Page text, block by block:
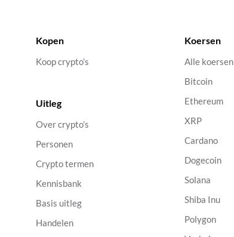
Kopen
Koop crypto’s
Uitleg
Over crypto’s
Personen
Crypto termen
Kennisbank
Basis uitleg
Handelen
Koersen
Alle koersen
Bitcoin
Ethereum
XRP
Cardano
Dogecoin
Solana
Shiba Inu
Polygon